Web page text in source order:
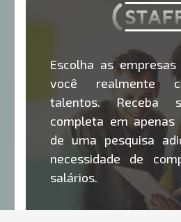
Escolha as
você realmente
talentos. Receba
completa em
de uma pesquisa
necessidade de
salários.